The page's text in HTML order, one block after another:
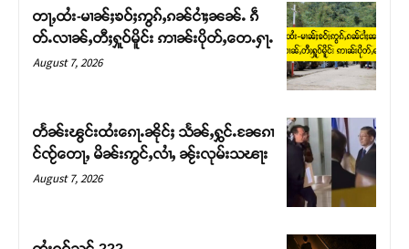
တႃႇထႆး-မၢၼ်ႈၶဝ်ႈဢွၵ်ႇၵၼ်ငၢႆႈၼၼ်ႉ ၵဵ
တ်ႉလၢၼ်ႇတီႈႁူဝ်မိူင်း ဢၢၼ်းပိုတ်ႇတေႉႁႃႉ
August 7, 2026
တႅၼ်းၽွင်းထႆးၵေႃႉၼိုင်ႈ သႅၼ်ႇႁွင်ႉၼႄၵၢ
င်ၸႂ်တေႃႇ မိၼ်းဢွင်ႇလၢႆႇ ၼႂ်းလုမ်းသၽႃး
August 7, 2026